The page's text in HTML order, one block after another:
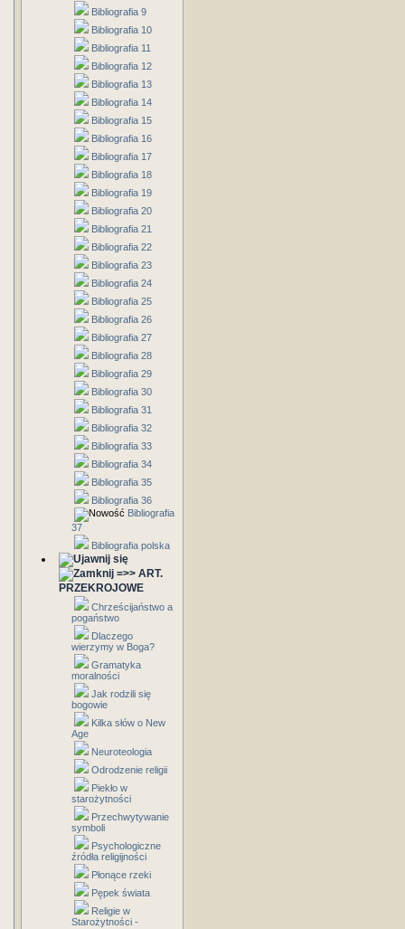
Bibliografia 9
Bibliografia 10
Bibliografia 11
Bibliografia 12
Bibliografia 13
Bibliografia 14
Bibliografia 15
Bibliografia 16
Bibliografia 17
Bibliografia 18
Bibliografia 19
Bibliografia 20
Bibliografia 21
Bibliografia 22
Bibliografia 23
Bibliografia 24
Bibliografia 25
Bibliografia 26
Bibliografia 27
Bibliografia 28
Bibliografia 29
Bibliografia 30
Bibliografia 31
Bibliografia 32
Bibliografia 33
Bibliografia 34
Bibliografia 35
Bibliografia 36
Bibliografia
37
Bibliografia polska
=>> ART.
PRZEKROJOWE
Chrześcijaństwo a
pogaństwo
Dlaczego
wierzymy w Boga?
Gramatyka
moralności
Jak rodzili się
bogowie
Kilka słów o New
Age
Neuroteologia
Odrodzenie religii
Piekło w
starożytności
Przechwytywanie
symboli
Psychologiczne
źródła religijności
Płonące rzeki
Pępek świata
Religie w
Starożytności -